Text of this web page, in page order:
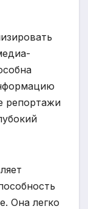
репортажи
Она легко